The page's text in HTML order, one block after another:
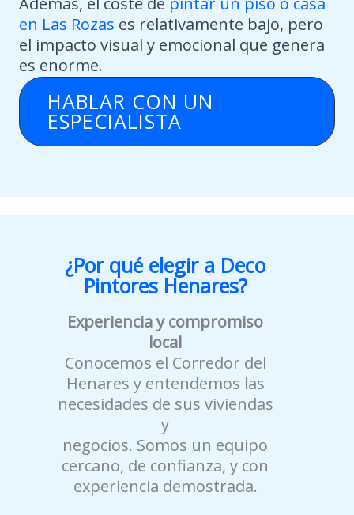
en Las Rozas es relativamente bajo, pero
el impacto visual y emocional que genera
es enorme.
HABLAR CON UN
ESPECIALISTA
¿Por qué elegir a Deco
Pintores Henares?
Experiencia y compromiso
local
Conocemos el Corredor del
Henares y entendemos las
necesidades de sus viviendas
y
negocios. Somos un equipo
cercano, de confianza, y con
experiencia demostrada.